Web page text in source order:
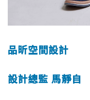
品昕空間設計
設計總監 馬靜自